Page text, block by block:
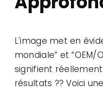
L'image met en
mondiale” et “OEM/
signifient
résultats ?? Voici